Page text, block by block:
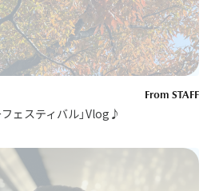
From STAFF
ェスティバル」Vlog♪